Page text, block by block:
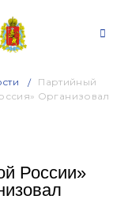
Партийный
Организовал
России»